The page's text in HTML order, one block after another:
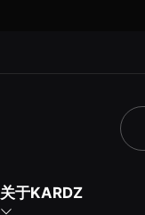
关于KARDZ